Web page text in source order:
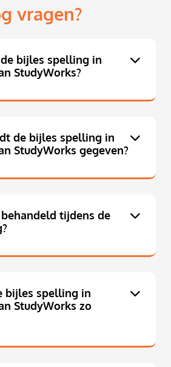
vragen?
bijles spelling in
StudyWorks?
de bijles spelling in
StudyWorks gegeven?
tijdens de
bijles spelling in
StudyWorks zo